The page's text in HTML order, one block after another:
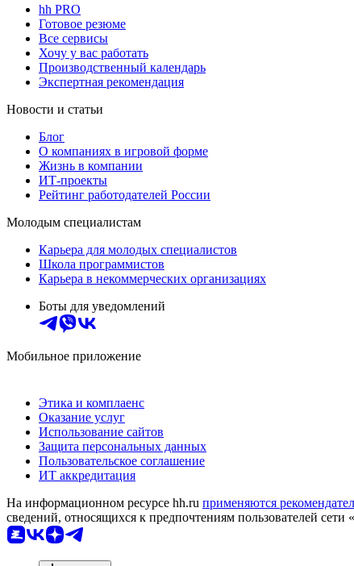
hh PRO
Готовое резюме
Все сервисы
Хочу у вас работать
Производственный календарь
Экспертная рекомендация
Новости и статьи
Блог
О компаниях в игровой форме
Жизнь в компании
ИТ-проекты
Рейтинг работодателей России
Молодым специалистам
Карьера для молодых специалистов
Школа программистов
Карьера в некоммерческих организациях
Боты для уведомлений
Мобильное приложение
Этика и комплаенс
Оказание услуг
Использование сайтов
Защита персональных данных
Пользовательское соглашение
ИТ аккредитация
На информационном ресурсе hh.ru применяются
сведений, относящихся к предпочтениям пользователей